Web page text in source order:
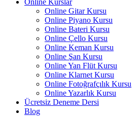
Online Kurslar
Online Gitar Kursu
Online Piyano Kursu
Online Bateri Kursu
Online Çello Kursu
Online Keman Kursu
Online Şan Kursu
Online Yan Flüt Kursu
Online Klarnet Kursu
Online Fotoğrafçılık Kursu
Online Yazarlık Kursu
Ücretsiz Deneme Dersi
Blog